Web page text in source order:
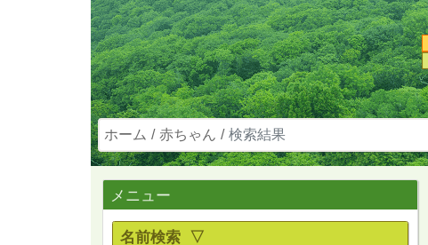
ホーム 赤ちゃん 検索結果
メニュー
名前検索 ▽